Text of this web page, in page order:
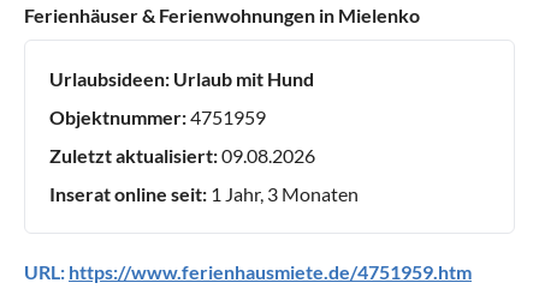
Ferienhäuser & Ferienwohnungen in Mielenko
Urlaubsideen: Urlaub mit Hund
Objektnummer:4751959
Zuletzt aktualisiert:09.08.2026
Inserat online seit: 1 Jahr, 3 Monaten
URL: https://www.ferienhausmiete.de/4751959.htm